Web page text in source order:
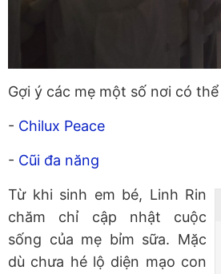
Gợi ý các mẹ một số nơi có
- Chilux Peace
- Cũi đa năng
Từ khi sinh em bé, Linh Rin
chăm chỉ cập nhật cuộc
sống của mẹ bỉm sữa. Mặc
dù chưa hé lộ diện mạo con